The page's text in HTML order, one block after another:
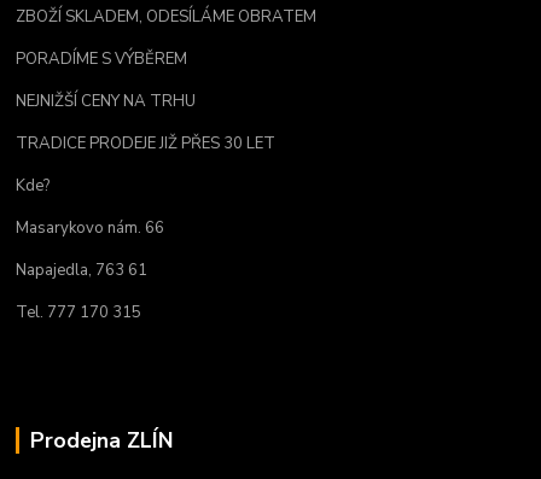
ZBOŽÍ SKLADEM, ODESÍLÁME OBRATEM
PORADÍME S VÝBĚREM
NEJNIŽŠÍ CENY NA TRHU
TRADICE PRODEJE JIŽ PŘES 30 LET
Kde?
Masarykovo nám. 66
Napajedla, 763 61
Tel. 777 170 315
Prodejna ZLÍN